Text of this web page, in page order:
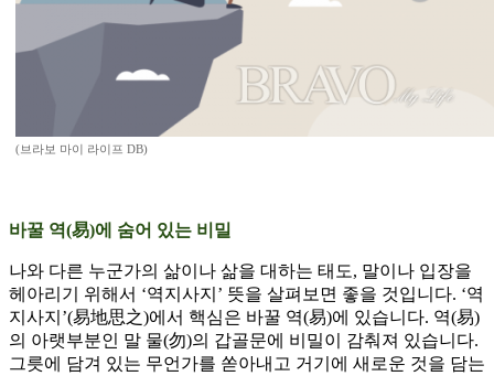
(브라보 마이 라이프 DB)
바꿀 역(易)에 숨어 있는 비밀
나와 다른 누군가의 삶이나 삶을 대하는 태도, 말이나 입장을
헤아리기 위해서 ‘역지사지’ 뜻을 살펴보면 좋을 것입니다. ‘역
지사지’(易地思之)에서 핵심은 바꿀 역(易)에 있습니다. 역(易)
의 아랫부분인 말 물(勿)의 갑골문에 비밀이 감춰져 있습니다.
그릇에 담겨 있는 무언가를 쏟아내고 거기에 새로운 것을 담는